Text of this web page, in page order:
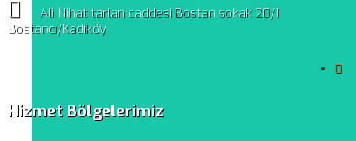
Ali Nihat tarlan caddesi Bostan sokak 20/1
Bostancı/Kadıköy
Hizmet Bölgelerimiz